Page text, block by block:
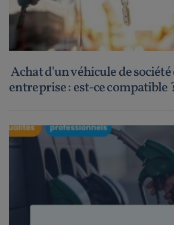
Achat d'un véhicule de
entreprise : est-ce compatible